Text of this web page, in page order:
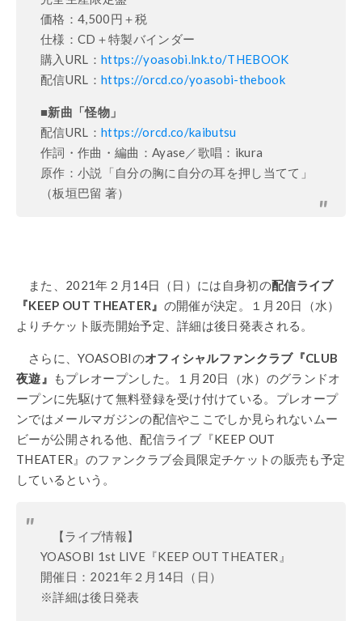
価格：4,500円＋税
仕様：CD＋特製バインダー
購入URL： https://yoasobi.lnk.to/THEBOOK
配信URL： https://orcd.co/yoasobi-thebook
■新曲「怪物」
配信URL： https://orcd.co/kaibutsu
作詞・作曲・編曲：Ayase／歌唱：ikura
原作：小説「自分の胸に自分の耳を押し当てて」
（板垣巴留 著）
また、2021年２月14日（日）には自身初の配信ライブ
『KEEP OUT THEATER』 の開催が決定。１月20日（水）
よりチケット販売開始予定、詳細は後日発表される。
さらに、YOASOBIのオフィシャルファンクラブ『CLUB
夜遊』
もプレオープンした。１月20日（水）のグランドオ
ープンに先駆けて無料登録を受け付けている。プレオープ
ンではメールマガジンの配信やここでしか見られないムー
ビーが公開される他、配信ライブ『KEEP OUT
THEATER』のファンクラブ会員限定チケットの販売も予定
しているという。
【ライブ情報】
YOASOBI 1st LIVE『KEEP OUT THEATER』
開催日：2021年２月14日（日）
※詳細は後日発表